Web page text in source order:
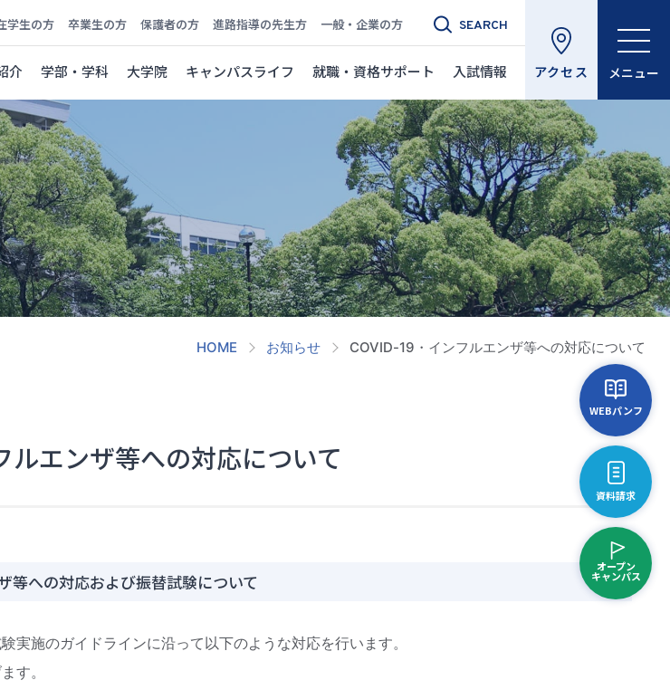
学生の方 卒業生の方 保護者の方 進路指導の先生方 一般・企業の方 SEARCH
介 学部・学科 大学院 キャンパスライフ 就職・資格サポート 入試情報 アクセス メニュー
HOME お知らせ COVID-19・インフルエンザ等への対応について
ルエンザ等への対応について
等への対応および振替試験について
実施のガイドラインに沿って以下のような対応を行います。
す。
WEBパンフ
資料請求
オープン
キャンパス